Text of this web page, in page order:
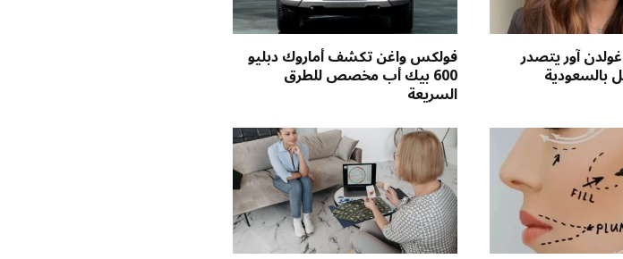
آور يتصدر
بالسعودية
فولكس واغن تكشف أماروك دبليو
600 بيك أب مخصص للطرق
السريعة